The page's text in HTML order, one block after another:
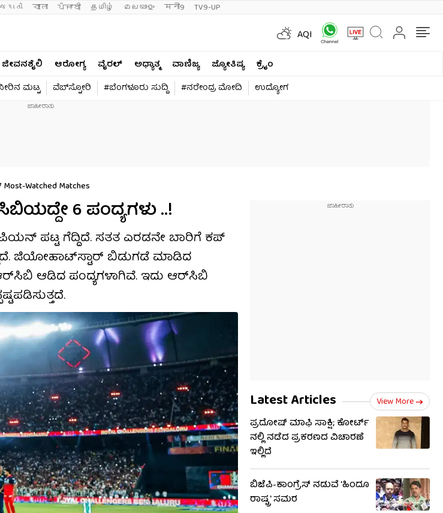
বাংলা ਪੰਜਾਬੀ தமிழ் മലയാളം मनी9 TV9-UP
AQI
ಜೀವನಶೈಲಿ ಆರೋಗ್ಯ ವೈರಲ್​ ಅಧ್ಯಾತ್ಮ ವಾಣಿಜ್ಯ ಜ್ಯೋತಿಷ್ಯ
ಕ್ರೈಂ
ಮಟ್ಟ ವೆಬ್​ಸ್ಟೋರಿ #ಬೆಂಗಳೂರು ಸುದ್ದಿ #ನರೇಂದ್ರ ಮೋದಿ ಉದ್ಯೋಗ
Most-Watched Matches
6 ಪಂದ್ಯಗಳು ..!
ಪಟ್ಟ ಗೆದ್ದಿದೆ. ಸತತ ಎರಡನೇ ಬಾರಿಗೆ ಕಪ್
ಜಿಯೋಹಾಟ್‌ಸ್ಟಾರ್‌ ಬಿಡುಗಡೆ ಮಾಡಿದ
ಆರ್​ಸಿಬಿ ಆಡಿದ ಪಂದ್ಯಗಳಾಗಿವೆ. ಇದು ಆರ್​ಸಿಬಿ
Latest Articles View More
ಪ್ರದೋಷ್ ಮಾಫಿ ಸಾಕ್ಷಿ; ಕೋರ್ಟ್​​
ನಲ್ಲಿ ನಡೆದ ಪ್ರಕರಣದ ವಿಚಾರಣೆ
ಇಲ್ಲಿದೆ
ಬಿಜೆಪಿ-ಕಾಂಗ್ರೆಸ್​​ ನಡುವೆ 'ಹಿಂದೂ
ರಾಷ್ಟ್ರ' ಸಮರ